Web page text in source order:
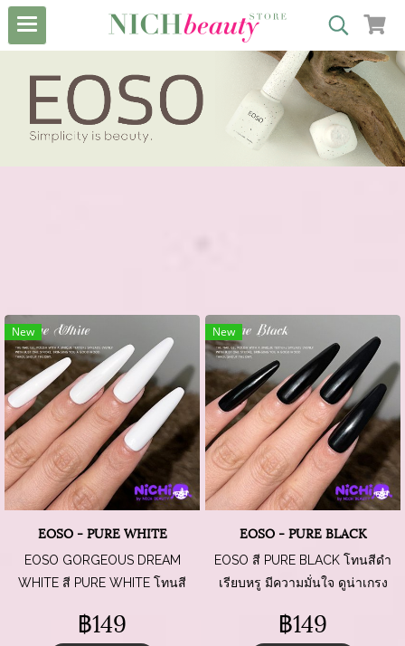
New
EOSO - PURE WHITE
EOSO GORGEOUS DREAM
WHITE สี PURE WHITE โทนสี
ทำให้ลุคดูแพง
฿149
New
EOSO - PURE BLACK
EOSO สี PURE BLACK โทนสีดำ
เรียบหรู มีความมั่นใจ ดูน่าเกรง
฿149